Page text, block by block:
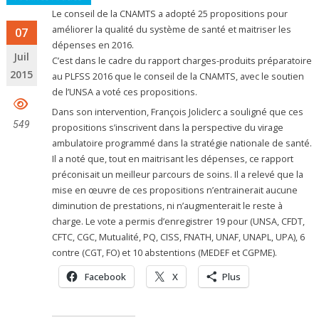
07
Juil
2015
549
Le conseil de la CNAMTS a adopté 25 propositions pour
améliorer la qualité du système de santé et maitriser les
dépenses en 2016.
C’est dans le cadre du rapport charges-produits préparatoire
au PLFSS 2016 que le conseil de la CNAMTS, avec le soutien
de l’UNSA a voté ces propositions.
Dans son intervention, François Joliclerc a souligné que ces
propositions s’inscrivent dans la perspective du virage
ambulatoire programmé dans la stratégie nationale de santé.
Il a noté que, tout en maitrisant les dépenses, ce rapport
préconisait un meilleur parcours de soins. Il a relevé que la
mise en œuvre de ces propositions n’entrainerait aucune
diminution de prestations, ni n’augmenterait le reste à
charge. Le vote a permis d’enregistrer 19 pour (UNSA, CFDT,
CFTC, CGC, Mutualité, PQ, CISS, FNATH, UNAF, UNAPL, UPA), 6
contre (CGT, FO) et 10 abstentions (MEDEF et CGPME).
Facebook X Plus